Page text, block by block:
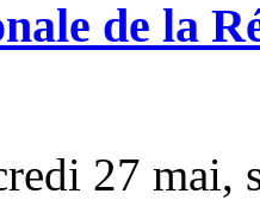
de la
27 mai,